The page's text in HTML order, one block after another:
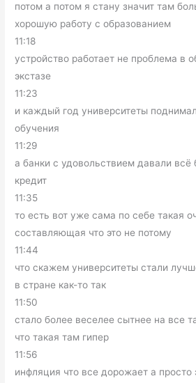
потом а потом я стану значит там
хорошую работу с образованием
11:18
устройство работает не проблема в
экстазе
11:23
и каждый год университеты
обучения
11:29
а банки с удовольствием давали
кредит
11:35
то есть вот уже сама по себе такая
составляющая что это не потому
11:44
что скажем университеты стали
в стране как-то так
11:50
стало более веселее сытнее на все
что такая там гипер
11:56
инфляция что все дорожает а просто